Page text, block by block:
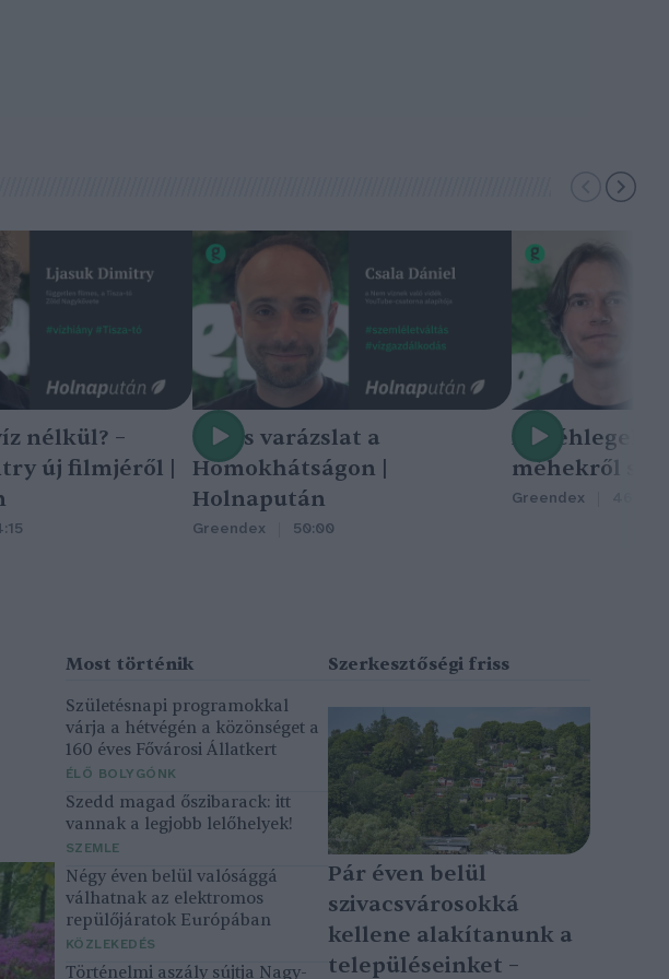
nélkül? –
új filmjéről |
Nincs varázslat a
Homokhátságon |
Holnapután
Greendex 50:00
A méhlegelő
méhekről
Greendex
Születésnapi programokkal
várja a hétvégén a közönséget a
160 éves Fővárosi Állatkert
ÉLŐ BOLYGÓNK
Szedd magad őszibarack: itt
vannak a legjobb lelőhelyek!
SZEMLE
Négy éven belül valósággá
válhatnak az elektromos
repülőjáratok Európában
KÖZLEKEDÉS
Történelmi aszály sújtja Nagy-
Pár éven belül
szivacsvárosokká
kellene alakítanunk a
településeinket –